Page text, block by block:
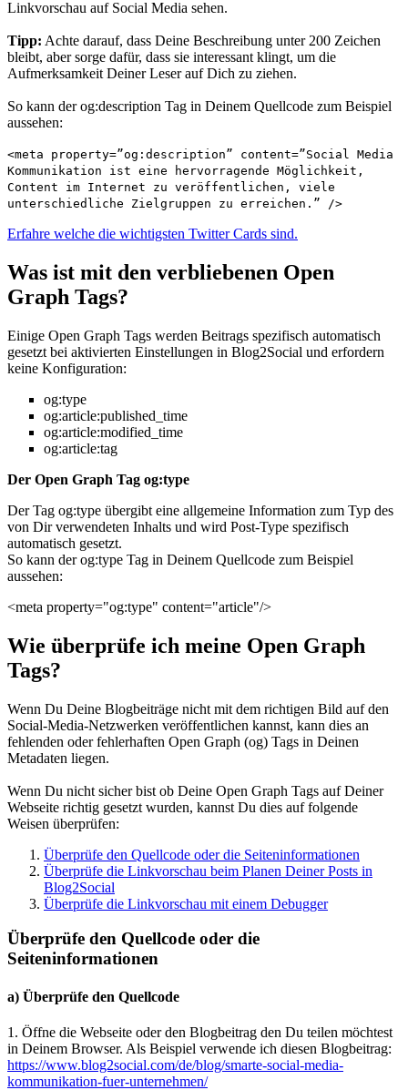
Linkvorschau auf Social Media sehen.
Tipp: Achte darauf, dass Deine Beschreibung unter 200 Zeichen
bleibt, aber sorge dafür, dass sie interessant klingt, um die
Aufmerksamkeit Deiner Leser auf Dich zu ziehen.
So kann der og:description Tag in Deinem Quellcode zum Beispiel
aussehen:
<meta property=”og:description” content=”Social Media
Kommunikation ist eine hervorragende Möglichkeit,
Content im Internet zu veröffentlichen, viele
unterschiedliche Zielgruppen zu erreichen.” />
Erfahre welche die wichtigsten Twitter Cards sind.
Was ist mit den verbliebenen Open
Graph Tags?
Einige Open Graph Tags werden Beitrags spezifisch automatisch
gesetzt bei aktivierten Einstellungen in Blog2Social und erfordern
keine Konfiguration:
og:type
og:article:published_time
og:article:modified_time
og:article:tag
Der Open Graph Tag og:type
Der Tag og:type übergibt eine allgemeine Information zum Typ des
von Dir verwendeten Inhalts und wird Post-Type spezifisch
automatisch gesetzt.
So kann der og:type Tag in Deinem Quellcode zum Beispiel
aussehen:
<meta property="og:type" content="article"/>
Wie überprüfe ich meine Open Graph
Tags?
Wenn Du Deine Blogbeiträge nicht mit dem richtigen Bild auf den
Social-Media-Netzwerken veröffentlichen kannst, kann dies an
fehlenden oder fehlerhaften Open Graph (og) Tags in Deinen
Metadaten liegen.
Wenn Du nicht sicher bist ob Deine Open Graph Tags auf Deiner
Webseite richtig gesetzt wurden, kannst Du dies auf folgende
Weisen überprüfen:
Überprüfe den Quellcode oder die Seiteninformationen
Überprüfe die Linkvorschau beim Planen Deiner Posts in
Blog2Social
Überprüfe die Linkvorschau mit einem Debugger
Überprüfe den Quellcode oder die
Seiteninformationen
a) Überprüfe den Quellcode
1. Öffne die Webseite oder den Blogbeitrag den Du teilen möchtest
in Deinem Browser. Als Beispiel verwende ich diesen Blogbeitrag:
https://www.blog2social.com/de/blog/smarte-social-media-
kommunikation-fuer-unternehmen/